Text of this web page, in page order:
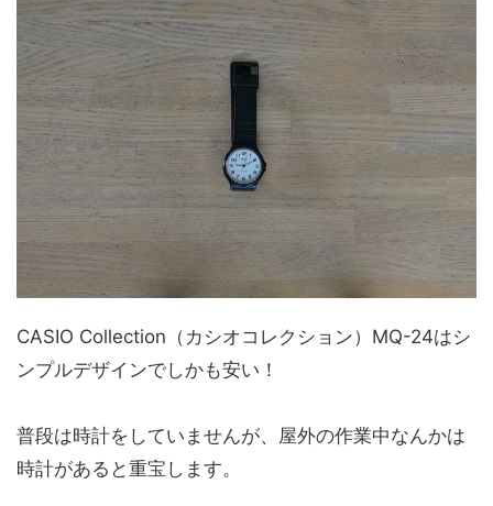
CASIO Collection（カシオコレクション）MQ-24はシ
ンプルデザインでしかも安い！
普段は時計をしていませんが、屋外の作業中なんかは
時計があると重宝します。